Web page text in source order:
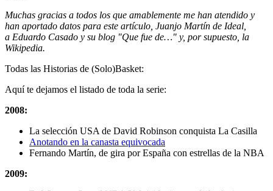
Muchas gracias a todos los que amablemente me han atendido y
han aportado datos para este artículo, Juanjo Martín de Ideal,
a Eduardo Casado y su blog "Que fue de…" y, por supuesto, la
Wikipedia.
Todas las Historias de (Solo)Basket:
Aquí te dejamos el listado de toda la serie:
2008:
La selección USA de David Robinson conquista La Casilla
Anotando en la canasta equivocada
Fernando Martín, de gira por España con estrellas de la NBA
2009: